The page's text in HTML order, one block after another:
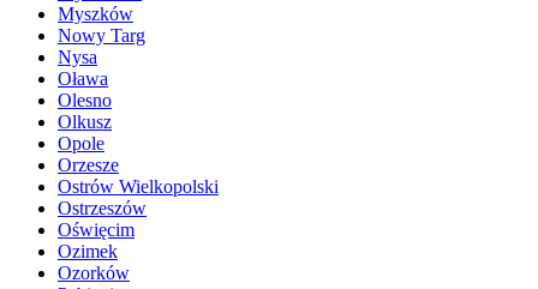
Myszków
Nowy Targ
Nysa
Oława
Olesno
Olkusz
Opole
Orzesze
Ostrów Wielkopolski
Ostrzeszów
Oświęcim
Ozimek
Ozorków